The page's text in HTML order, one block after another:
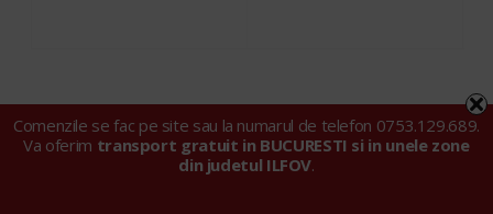
Comenzile se fac pe site sau la numarul de telefon 0753.129.689.
Va oferim transport gratuit in BUCURESTI si in unele zone
din judetul ILFOV.